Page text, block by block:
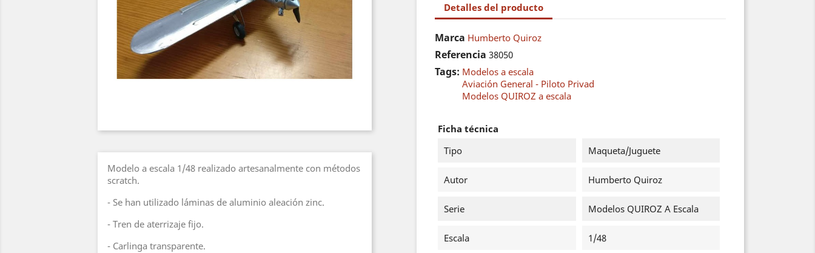
Modelo a escala 1/48 realizado artesanalmente con métodos
scratch.
- Se han utilizado láminas de aluminio aleación zinc.
- Tren de aterrizaje fijo.
- Carlinga transparente.
Detalles del producto
Marca Humberto Quiroz
Referencia 38050
Tags: Modelos a escala
Aviación General - Piloto Privad
Modelos QUIROZ a escala
Ficha técnica
Tipo
Maqueta/Juguete
Autor Humberto Quiroz
Serie Modelos QUIROZ A Escala
Escala 1/48